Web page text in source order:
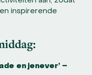
inspirerende
en jenever’ –